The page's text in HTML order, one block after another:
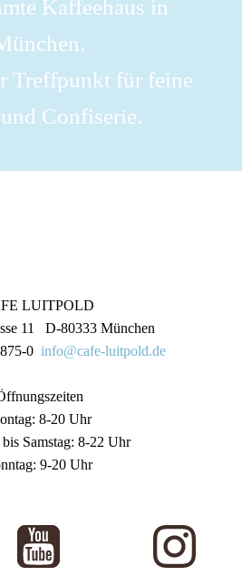
Kaffeehaus in
Treffpunkt für feine
Confiserie.
LUITPOLD
11 D-80333 München
0 info@cafe-luitpold.de
8-20 Uhr
Samstag: 8-22 Uhr
9-20 Uhr